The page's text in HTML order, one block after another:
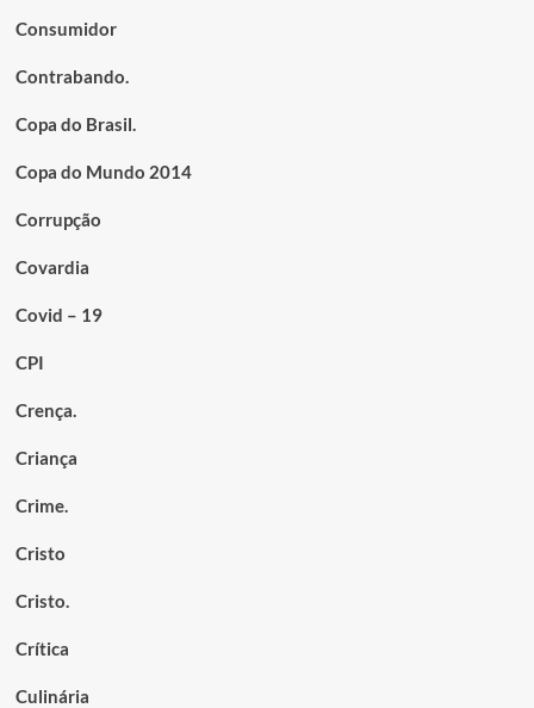
Consumidor
Contrabando.
Copa do Brasil.
Copa do Mundo 2014
Corrupção
Covardia
Covid – 19
CPI
Crença.
Criança
Crime.
Cristo
Cristo.
Crítica
Culinária